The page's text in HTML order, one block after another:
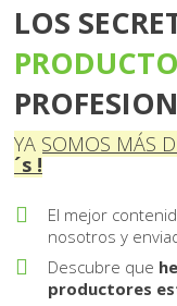
LOS
PRO
YA SOMOS MÁS
´s !
El mejor
nosotros y
Descubre que
productores